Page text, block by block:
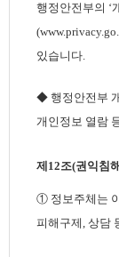
행정안전부의 ‘
있습니다.
◆ 행정안전부
개인정보 열람
제12조(권익침
① 정보주체는
피해구제, 상담